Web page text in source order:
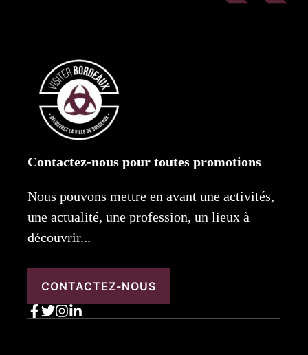
Contactez-nous pour toutes promotions
Nous pouvons mettre en avant une activités,
une actualité, une profession, un lieux à
découvrir...
CONTACTEZ-NOUS